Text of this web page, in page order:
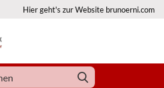
Hier geht's zur Website brunoerni.com